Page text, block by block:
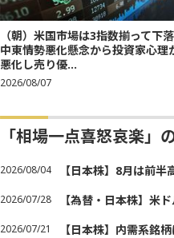
（朝）米国市場は3指数揃って下
中東情勢悪化懸念から投資家心理
悪化し売り優...
2026/08/07
「相場一点喜怒哀楽」
2026/08/04 【日本株】8月は前
2026/07/28 【為替・日本株】米
2026/07/21 【日本株】内需系銘